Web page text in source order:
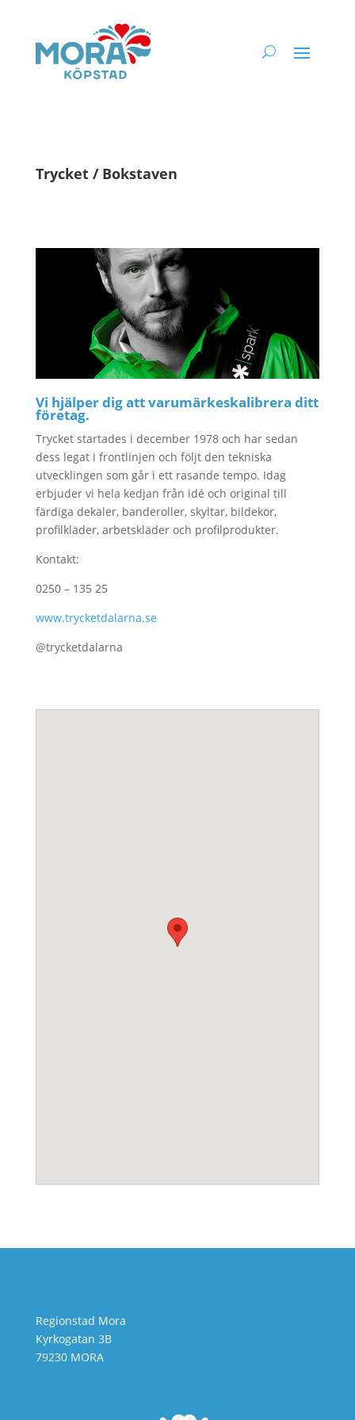
Trycket / Bokstaven
Vi hjälper dig att varumärkeskalibrera ditt
företag.
Trycket startades i december 1978 och har sedan
dess legat i frontlinjen och följt den tekniska
utvecklingen som går i ett rasande tempo. Idag
erbjuder vi hela kedjan från idé och original till
färdiga dekaler, banderoller, skyltar, bildekor,
profilkläder, arbetskläder och profilprodukter.
Kontakt:
0250 – 135 25
www.trycketdalarna.se
@trycketdalarna
Regionstad Mora
Kyrkogatan 3B
79230 MORA